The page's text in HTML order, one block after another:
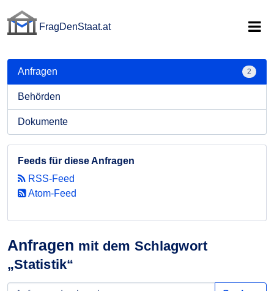
FragDenStaat.at
Anfragen mit dem Schlagwort
„Statistik“
Anfragen 2
Behörden
Dokumente
Feeds für diese Anfragen
RSS-Feed
Atom-Feed